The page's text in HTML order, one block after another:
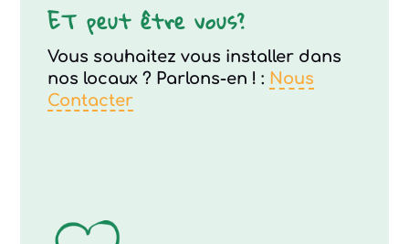
ET peut être vous?
Vous souhaitez vous installer dans
nos locaux ? Parlons-en ! : Nous
Contacter